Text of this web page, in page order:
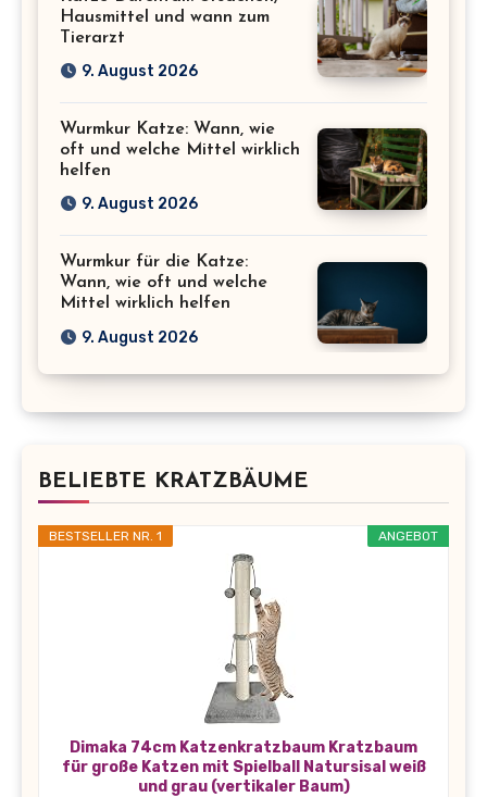
Hausmittel und wann zum
Tierarzt
9. August 2026
Wurmkur Katze: Wann, wie
oft und welche Mittel wirklich
helfen
9. August 2026
Wurmkur für die Katze:
Wann, wie oft und welche
Mittel wirklich helfen
9. August 2026
BELIEBTE KRATZBÄUME
ANGEBOT
BESTSELLER NR. 1
Dimaka 74cm Katzenkratzbaum Kratzbaum
für große Katzen mit Spielball Natursisal weiß
und grau (vertikaler Baum)